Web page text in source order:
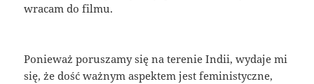
wracam do filmu.
Ponieważ poruszamy się na terenie Indii, wydaje mi
się, że dość ważnym aspektem jest feministyczne,